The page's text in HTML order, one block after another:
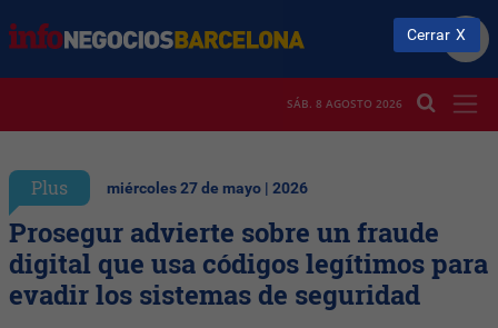
SÁB. 8 AGOSTO 2026
Plus miércoles 27 de mayo | 2026
Prosegur advierte sobre un fraude
digital que usa códigos legítimos para
evadir los sistemas de seguridad
Cerrar